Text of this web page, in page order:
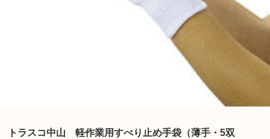
トラスコ中山 軽作業用すべり止め手袋（薄手・5双